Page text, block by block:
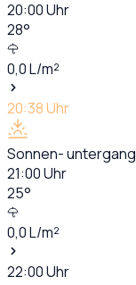
20:00Uhr
28°
0,0L/m²
20:38Uhr
Sonnen- untergang
21:00Uhr
25°
0,0L/m²
22:00Uhr